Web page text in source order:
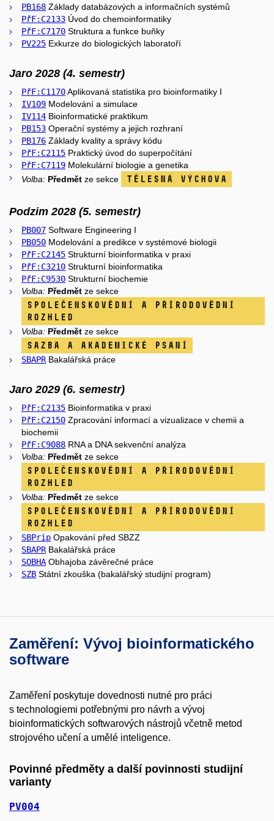
PB168 Základy databázových a informačních systémů
PřF:C2133 Úvod do chemoinformatiky
PřF:C7170 Struktura a funkce buňky
PV225 Exkurze do biologických laboratoří
Jaro 2028 (4. semestr)
PřF:C1170Aplikovaná statistika pro bioinformatiky I
IV109 Modelování a simulace
IV114 Bioinformatické praktikum
PB153 Operační systémy a jejich rozhraní
PB176 Základy kvality a správy kódu
PřF:C2115 Praktický úvod do superpočítání
PřF:C7119 Molekulární biologie a genetika
Volba: Předmět ze sekce Tělesná výchova
Podzim 2028 (5. semestr)
PB007 Software Engineering I
PB050 Modelování a predikce v systémové biologii
PřF:C2145 Strukturní bioinformatika v praxi
PřF:C3210 Strukturní bioinformatika
PřF:C9530 Strukturní biochemie
Volba: Předmět ze sekce
Společenskovědní a přírodovědní
rozhled
Volba: Předmět ze sekce
Sazba a akademické psaní
SBAPR Bakalářská práce
Jaro 2029 (6. semestr)
PřF:C2135 Bioinformatika v praxi
PřF:C2150 Zpracování informací a vizualizace v chemii a
biochemii
PřF:C9088 RNA a DNA sekvenční analýza
Volba: Předmět ze sekce
Společenskovědní a přírodovědní
rozhled
Volba: Předmět ze sekce
Společenskovědní a přírodovědní
rozhled
SBPrip Opakování před SBZZ
SBAPR Bakalářská práce
SOBHA Obhajoba závěrečné práce
SZB Státní zkouška (bakalářský studijní program)
Zaměření: Vývoj bioinformatického
software
Zaměření poskytuje dovednosti nutné pro práci
s technologiemi potřebnými pro návrh a vývoj
bioinformatických softwarových nástrojů včetně metod
strojového učení a umělé inteligence.
Povinné předměty a další povinnosti studijní
varianty
PV004